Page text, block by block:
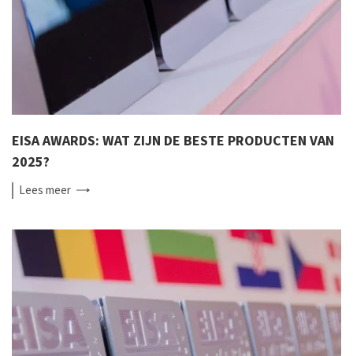
EISA AWARDS: WAT ZIJN DE BESTE PRODUCTEN VAN
2025?
Leesmeer